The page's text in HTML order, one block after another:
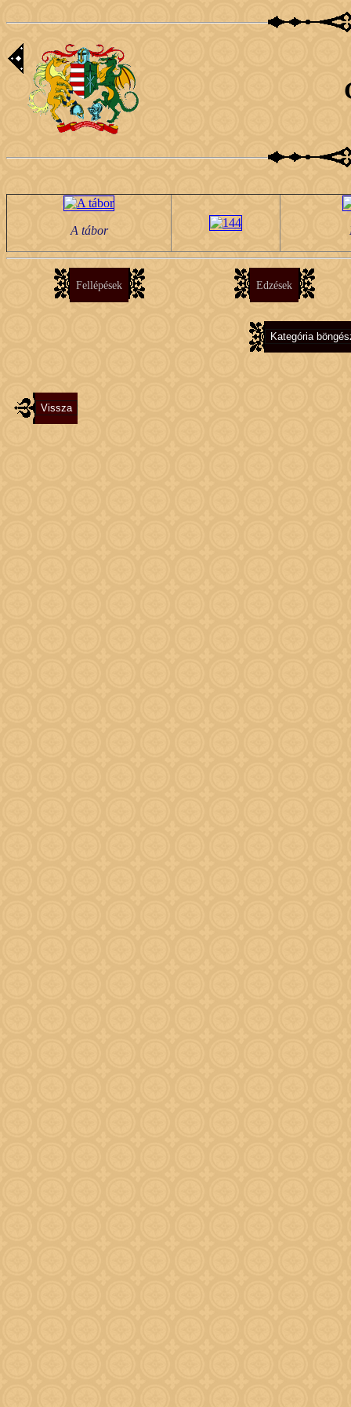
A tábor
Fellépések Edzések